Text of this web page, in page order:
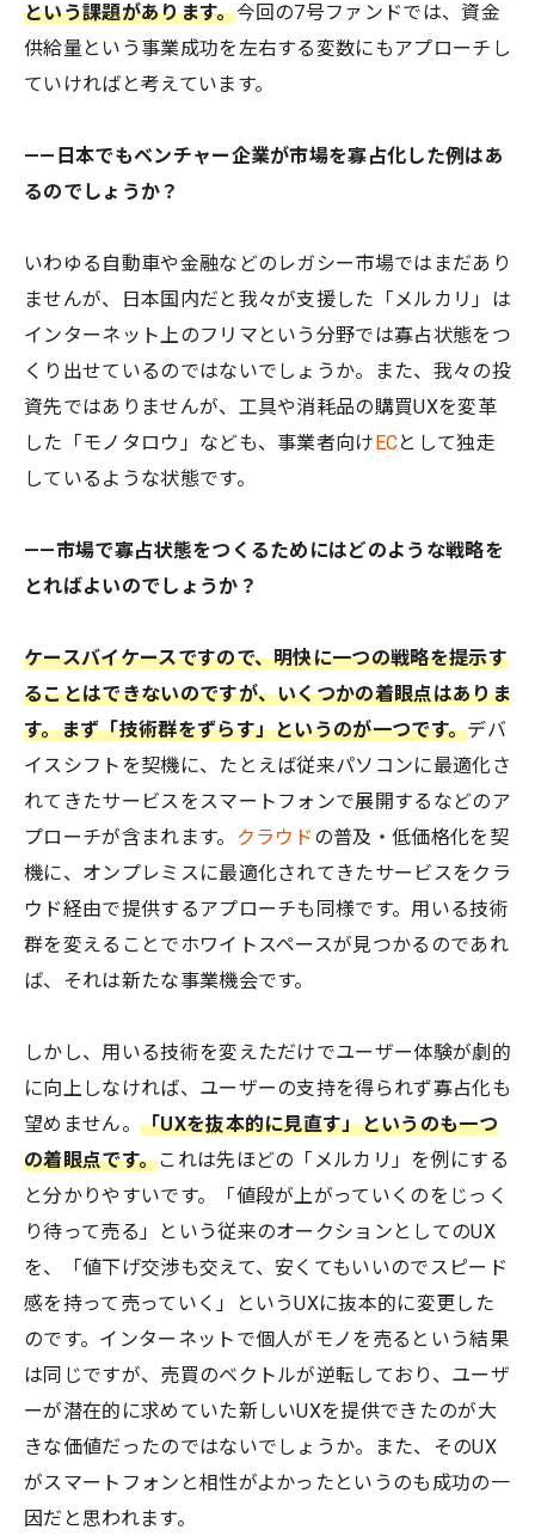
という課題があります。今回の7号ファンドでは、資金
供給量という事業成功を左右する変数にもアプローチし
ていければと考えています。
——日本でもベンチャー企業が市場を寡占化した例はあ
るのでしょうか？
いわゆる自動車や金融などのレガシー市場ではまだあり
ませんが、日本国内だと我々が支援した「メルカリ」は
インターネット上のフリマという分野では寡占状態をつ
くり出せているのではないでしょうか。また、我々の投
資先ではありませんが、工具や消耗品の購買UXを変革
した「モノタロウ」なども、事業者向け ECとして独走
しているような状態です。
——市場で寡占状態をつくるためにはどのような戦略を
とればよいのでしょうか？
ケースバイケースですので、明快に一つの戦略を提示す
ることはできないのですが、いくつかの着眼点はありま
す。まず「技術群をずらす」というのが一つです。デバ
イスシフトを契機に、たとえば従来パソコンに最適化さ
れてきたサービスをスマートフォンで展開するなどのア
プローチが含まれます。 クラウド の普及・低価格化を契
機に、オンプレミスに最適化されてきたサービスをクラ
ウド経由で提供するアプローチも同様です。用いる技術
群を変えることでホワイトスペースが見つかるのであれ
ば、それは新たな事業機会です。
しかし、用いる技術を変えただけでユーザー体験が劇的
に向上しなければ、ユーザーの支持を得られず寡占化も
望めません。 「UXを抜本的に見直す」というのも一つ
の着眼点です。これは先ほどの「メルカリ」を例にする
と分かりやすいです。「値段が上がっていくのをじっく
り待って売る」という従来のオークションとしてのUX
を、「値下げ交渉も交えて、安くてもいいのでスピード
感を持って売っていく」というUXに抜本的に変更した
のです。インターネットで個人がモノを売るという結果
は同じですが、売買のベクトルが逆転しており、ユーザ
ーが潜在的に求めていた新しいUXを提供できたのが大
きな価値だったのではないでしょうか。また、そのUX
がスマートフォンと相性がよかったというのも成功の一
因だと思われます。